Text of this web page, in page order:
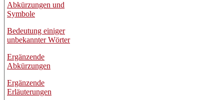
Abkürzungen und
Symbole
Bedeutung einiger
unbekannter Wörter
Ergänzende
Abkürzungen
Ergänzende
Erläuterungen